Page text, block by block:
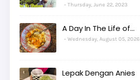
Thursday, June 22, 2023
A Day In The Life of...
Wednesday, August 05, 2026
Lepak Dengan Anies